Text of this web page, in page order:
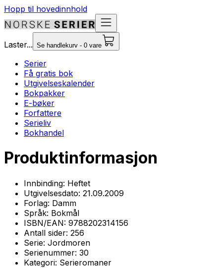
Hopp til hovedinnhold
Laster... Se handlekurv - 0 vare
Serier
Få gratis bok
Utgivelseskalender
Bokpakker
E-bøker
Forfattere
Serieliv
Bokhandel
Produktinformasjon
Innbinding: Heftet
Utgivelsesdato: 21.09.2009
Forlag: Damm
Språk: Bokmål
ISBN/EAN: 9788202314156
Antall sider: 256
Serie: Jordmoren
Serienummer: 30
Kategori: Serieromaner